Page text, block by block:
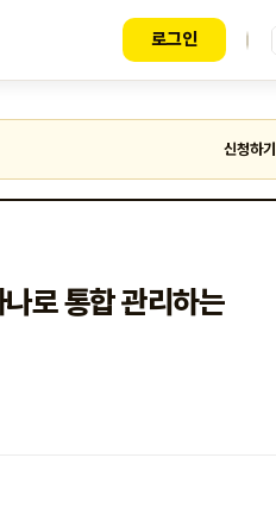
로그인
신청하기
로 통합 관리하는